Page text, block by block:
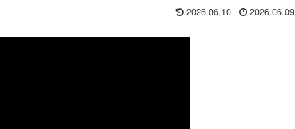
2026.06.10 2026.06.09